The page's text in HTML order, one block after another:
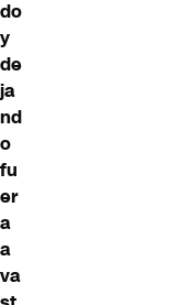
do
y
de
ja
nd
o
fu
er
a
a
va